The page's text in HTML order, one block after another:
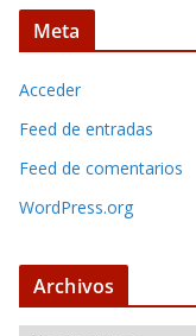
Meta
Acceder
Feed de entradas
Feed de comentarios
WordPress.org
Archivos